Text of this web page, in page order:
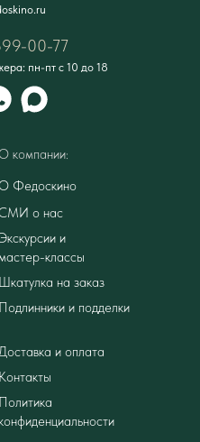
00-77
пн-пт с 10 до 18
компании:
Федоскино
Контакты
и
мастер-классы
Подлинники и подделки
Доставка и оплата
Шкатулка на заказ
Политика
о нас